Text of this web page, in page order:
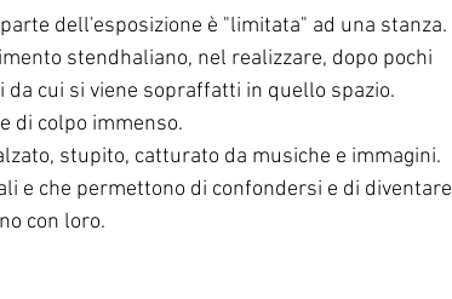
dell'esposizione è "limitata" ad una stanza.
stendhaliano, nel realizzare, dopo pochi
cui si viene sopraffatti in quello spazio.
di colpo immenso.
stupito, catturato da musiche e immagini.
e che permettono di confondersi e di diventare
con loro.